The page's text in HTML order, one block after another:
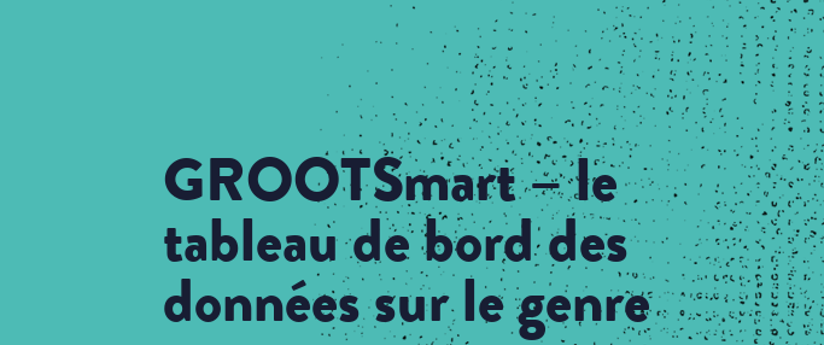
GROOTSmart – le
tableau de bord des
données sur le genre